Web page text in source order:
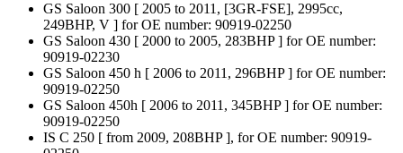
GS Saloon 300 [ 2005 to 2011, [3GR-FSE], 2995cc,
249BHP, V ] for OE number: 90919-02250
GS Saloon 430 [ 2000 to 2005, 283BHP ] for OE number:
90919-02230
GS Saloon 450 h [ 2006 to 2011, 296BHP ] for OE number:
90919-02250
GS Saloon 450h [ 2006 to 2011, 345BHP ] for OE number:
90919-02250
IS C 250 [ from 2009, 208BHP ], for OE number: 90919-